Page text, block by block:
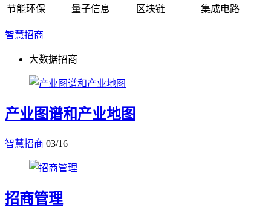
节能环保
量子信息 区块链 集成电路
智慧招商
大数据招商
产业图谱和产业地图
智慧招商 03/16
招商管理